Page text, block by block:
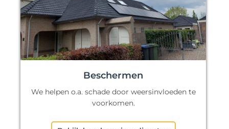
Beschermen
We helpen o.a. schade door weersinvloeden te
voorkomen.